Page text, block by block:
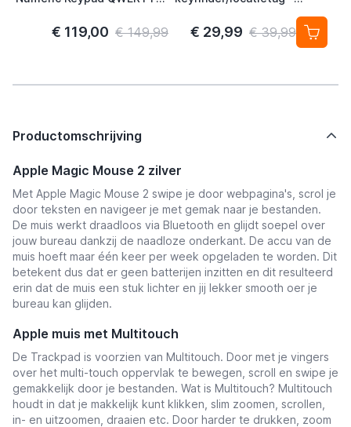
€ 119,00 € 149,99
Android/Google Find My
Device – 4-pack
€ 29,99 € 39,99
Productomschrijving
Apple Magic Mouse 2 zilver
Met Apple Magic Mouse 2 swipe je door webpagina's, scrol je
door teksten en navigeer je met gemak naar je bestanden.
De muis werkt draadloos via Bluetooth en glijdt soepel over
jouw bureau dankzij de naadloze onderkant. De accu van de
muis hoeft maar één keer per week opgeladen te worden. Dit
betekent dus dat er geen batterijen inzitten en dit resulteerd
erin dat de muis een stuk lichter en jij lekker smooth oer je
bureau kan glijden.
Apple muis met Multitouch
De Trackpad is voorzien van Multitouch. Door met je vingers
over het multi-touch oppervlak te bewegen, scroll en swipe je
gemakkelijk door je bestanden. Wat is Multitouch? Multitouch
houdt in dat je makkelijk kunt klikken, slim zoomen, scrollen,
in- en uitzoomen, draaien etc. Door harder te drukken, zoom